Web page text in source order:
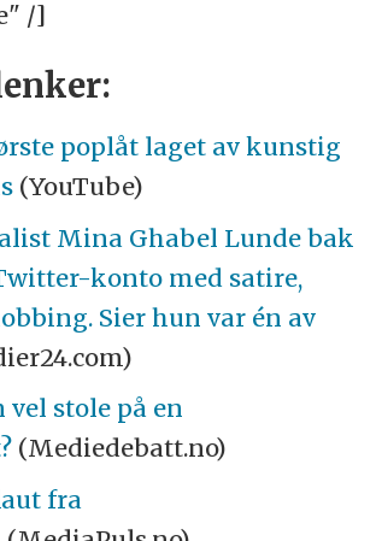
/]
poplåt laget av kunstig
(YouTube)
Mina Ghabel Lunde bak
konto med satire,
Sier hun var én av
vel stole på en
(Mediedebatt.no)
fra